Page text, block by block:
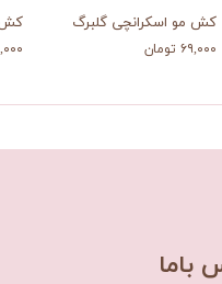
کش
۶۹,۰۰۰
کش مو اسکرانچی گلبرگ
۶۹,۰۰۰ تومان
باما